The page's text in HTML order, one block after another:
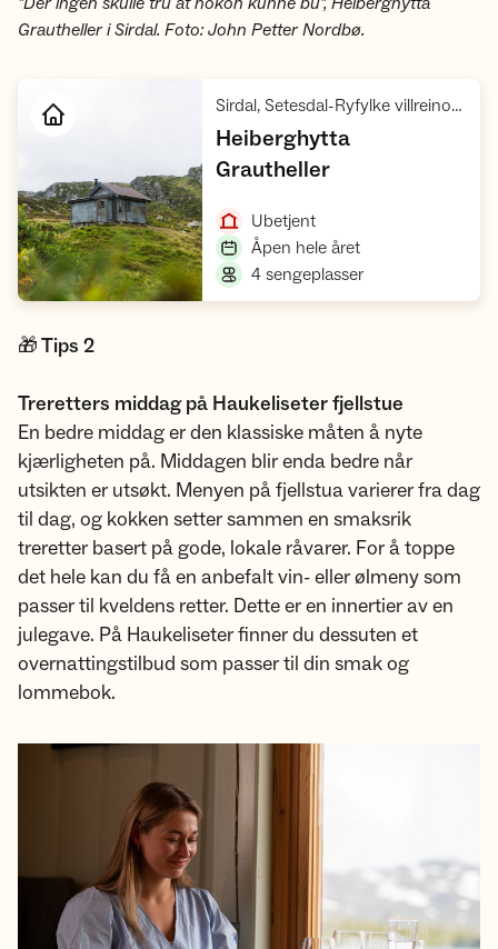
Grautheller i Sirdal. Foto: John Petter Nordbø.
Sirdal, Setesdal-Ryfylke villreinområde, Ryfylke
Heiberghytta
Grautheller,
Ubetjent,
Åpen hele året,
4 sengeplasser,
🎁 Tips 2
Treretters middag på Haukeliseter fjellstue
En bedre middag er den klassiske måten å nyte
kjærligheten på. Middagen blir enda bedre når
utsikten er utsøkt. Menyen på fjellstua varierer fra dag
til dag, og kokken setter sammen en smaksrik
treretter basert på gode, lokale råvarer. For å toppe
det hele kan du få en anbefalt vin- eller ølmeny som
passer til kveldens retter. Dette er en innertier av en
julegave. På Haukeliseter finner du dessuten et
overnattingstilbud som passer til din smak og
lommebok.